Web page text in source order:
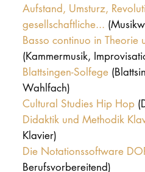
Aufstand, Umsturz,
gesellschaftliche...
Basso continuo in Theorie
(Kammermusik,
Blattsingen-Solfege
Wahlfach)
Cultural Studies Hip Hop
Didaktik und Methodik
Klavier)
Die Notationssoftware
Berufsvorbereitend)